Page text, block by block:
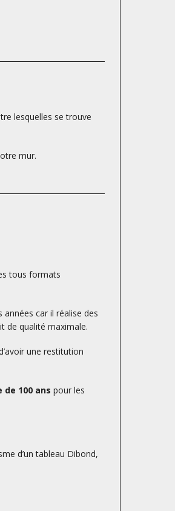
lesquelles se trouve
mur.
tous formats
car il réalise des
de qualité maximale.
une restitution
100 ans pour les
d’un tableau Dibond,